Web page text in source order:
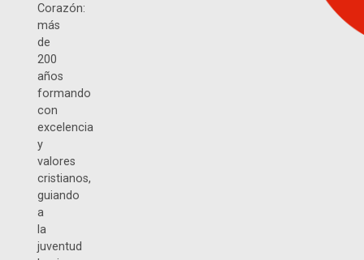
Corazón:
más
de
200
años
formando
con
excelencia
y
valores
cristianos,
guiando
a
la
juventud